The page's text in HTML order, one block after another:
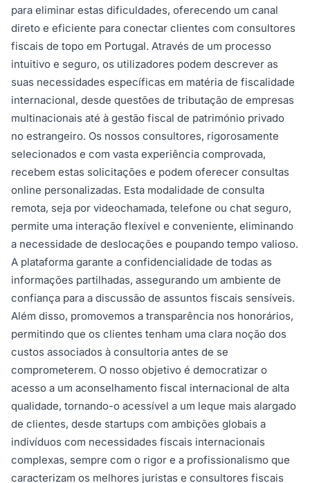
para eliminar estas dificuldades, oferecendo um canal
direto e eficiente para conectar clientes com consultores
fiscais de topo em Portugal. Através de um processo
intuitivo e seguro, os utilizadores podem descrever as
suas necessidades específicas em matéria de fiscalidade
internacional, desde questões de tributação de empresas
multinacionais até à gestão fiscal de património privado
no estrangeiro. Os nossos consultores, rigorosamente
selecionados e com vasta experiência comprovada,
recebem estas solicitações e podem oferecer consultas
online personalizadas. Esta modalidade de consulta
remota, seja por videochamada, telefone ou chat seguro,
permite uma interação flexível e conveniente, eliminando
a necessidade de deslocações e poupando tempo valioso.
A plataforma garante a confidencialidade de todas as
informações partilhadas, assegurando um ambiente de
confiança para a discussão de assuntos fiscais sensíveis.
Além disso, promovemos a transparência nos honorários,
permitindo que os clientes tenham uma clara noção dos
custos associados à consultoria antes de se
comprometerem. O nosso objetivo é democratizar o
acesso a um aconselhamento fiscal internacional de alta
qualidade, tornando-o acessível a um leque mais alargado
de clientes, desde startups com ambições globais a
indivíduos com necessidades fiscais internacionais
complexas, sempre com o rigor e a profissionalismo que
caracterizam os melhores juristas e consultores fiscais